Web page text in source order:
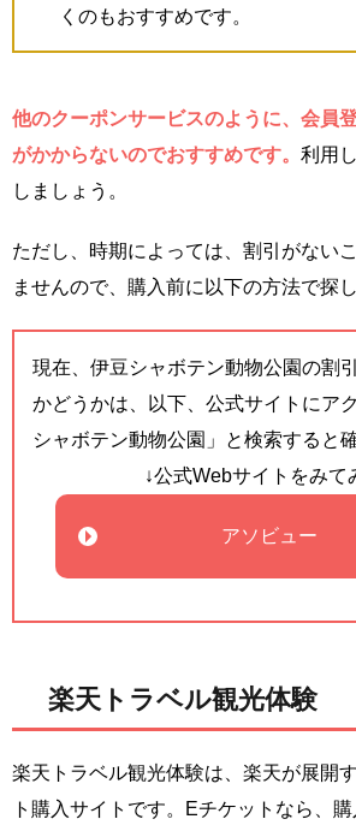
くのもおすすめです。
他のクーポンサービスのように、会員
がかからないのでおすすめです。 利用
しましょう。
ただし、時期によっては、割引がない
ませんので、購入前に以下の方法で探
現在、伊豆シャボテン動物公園の割
かどうかは、以下、公式サイトにア
シャボテン動物公園」と検索すると
↓公式Webサイトをみて
アソビュー
楽天トラベル観光体験
楽天トラベル観光体験は、楽天が展開
ト購入サイトです。Eチケットなら、